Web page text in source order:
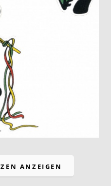
ANZEIGEN